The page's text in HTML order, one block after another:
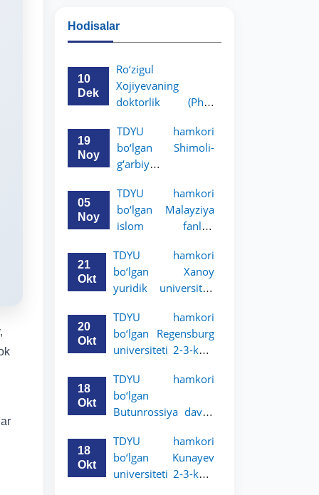
Hodisalar
10
Dek
Ro‘zigul
Xojiyevaning
doktorlik (PhD)
himoyasi bo‘lib
o‘tadi
19
Noy
TDYU hamkori
bo‘lgan Shimoli-
g‘arbiy
huquq universiteti
2-3-kurs talabalari
uchun akademik
e’lon qildi
05
Noy
TDYU hamkori
bo‘lgan Malayziya
islom fanlari
kurs talabalari
uchun akademik
mobillik dasturini
21
Okt
TDYU hamkori
bo‘lgan Xanoy
yuridik universiteti
talabalari uchun
akademik mobillik
dasturini e’lon qildi
20
Okt
TDYU hamkori
bo‘lgan Regensburg
universiteti 2-3-kurs
akademik mobillik
dasturini e’lon qildi
18
Okt
TDYU hamkori
bo‘lgan
Butunrossiya davlat
3-kurs talabalari
uchun akademik
mobillik dasturini
18
Okt
TDYU hamkori
bo‘lgan Kunayev
universiteti 2-3-kurs